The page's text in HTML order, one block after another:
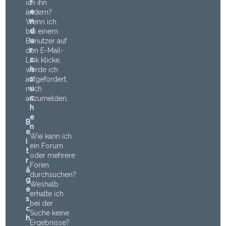
ich ihn
ändern?
Wenn ich
bei einem
Benutzer auf
den E-Mail-
Link klicke,
werde ich
aufgefordert,
mich
anzumelden.
B
e
i
t
r
ä
g
e
s
c
h
r
e
n
d
u
r
c
h
s
u
c
h
e
n
Wie kann ich
ein Forum
oder mehrere
Foren
durchsuchen?
Weshalb
erhalte ich
bei der
Suche keine
Ergebnisse?